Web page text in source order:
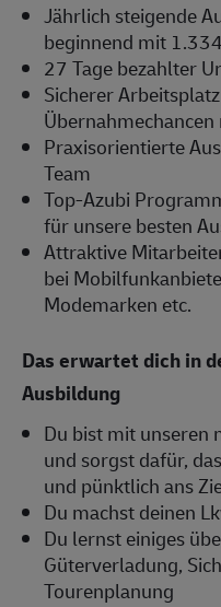
Jährlich steigende
beginnend mit
27 Tage bezahlter
Sicherer
Praxisorientierte
Team
Top-Azubi
für unsere besten
Attraktive
bei
Modemarken etc.
Das erwartet dich in
Ausbildung
Du bist mit unseren
und sorgst dafür,
und pünktlich ans
Du machst deinen
Du lernst einiges
Güterverladung,
Tourenplanung